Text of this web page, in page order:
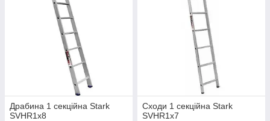
Драбина 1 секційна Stark
SVHR1x8
Сходи 1 секційна Stark
SVHR1x7